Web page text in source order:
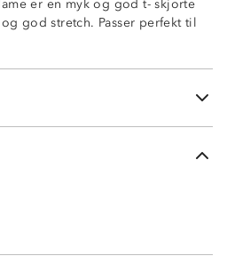
er en myk og god t- skjorte
god stretch. Passer perfekt til